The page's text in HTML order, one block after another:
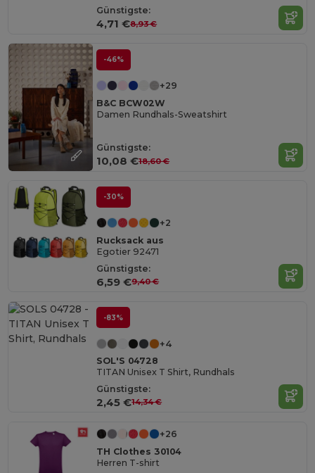
Günstigste:
4,71 €8,93 €
-46%
+29
B&C BCW02W
Damen Rundhals-Sweatshirt
Günstigste:
10,08 €18,60 €
-30%
+2
Rucksack aus
Egotier 92471
Günstigste:
6,59 €9,40 €
-83%
+4
SOL'S 04728
TITAN Unisex T Shirt, Rundhals
Günstigste:
2,45 €14,34 €
+26
TH Clothes 30104
Herren T-shirt